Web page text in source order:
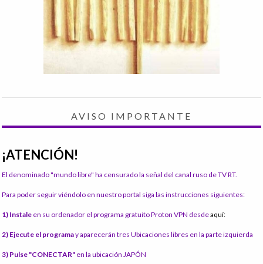
AVISO IMPORTANTE
¡ATENCIÓN!
El denominado "mundo libre" ha censurado la señal del canal ruso de TV RT.
Para poder seguir viéndolo en nuestro portal siga las instrucciones siguientes:
1) Instale en su ordenador el programa gratuito Proton VPN desdeaquí:
2) Ejecute el programay aparecerán tres Ubicaciones libres en la parte izquierda
3) Pulse "CONECTAR" en la ubicación JAPÓN